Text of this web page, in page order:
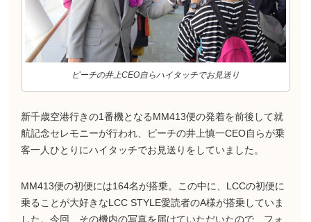
ピーチの井上CEO自らハイタッチでお見送り
新千歳空港行きの1番機となるMM413便の発着を前後して就
航記念セレモニーが行われ、ピーチの井上慎一CEO自らが乗
客一人ひとりにハイタッチでお見送りをしていました。
MM413便の初便には164名が搭乗。この中に、LCCの初便に
乗ることが大好きなLCC STYLE愛読者のA様が搭乗していま
した。今回、その機内の写真を届けていただいたので、フォ